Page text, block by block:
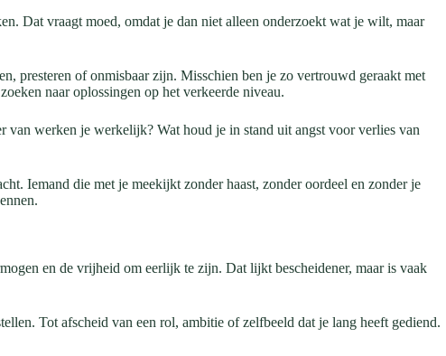
Dat vraagt moed, omdat je dan niet alleen onderzoekt wat je wilt, maar
presteren of onmisbaar zijn. Misschien ben je zo vertrouwd geraakt met
naar oplossingen op het verkeerde niveau.
van werken je werkelijk? Wat houd je in stand uit angst voor verlies van
Iemand die met je meekijkt zonder haast, zonder oordeel en zonder je
en de vrijheid om eerlijk te zijn. Dat lijkt bescheidener, maar is vaak
Tot afscheid van een rol, ambitie of zelfbeeld dat je lang heeft gediend.